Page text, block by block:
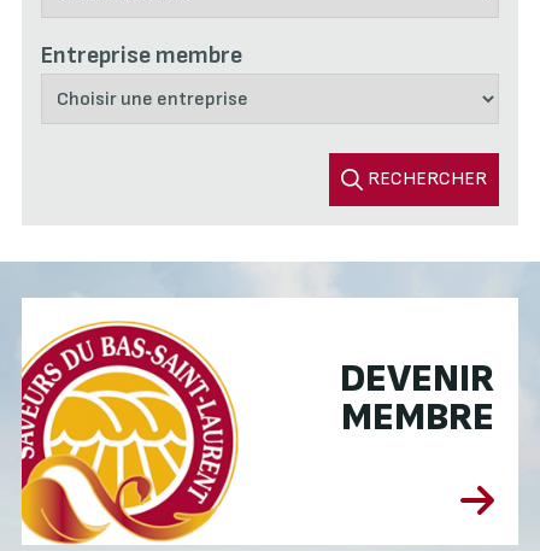
Entreprise membre
RECHERCHER
DEVENIR
MEMBRE